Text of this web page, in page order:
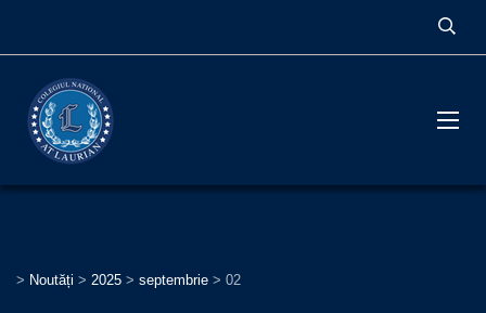
> Noutăți > 2025 > septembrie > 02